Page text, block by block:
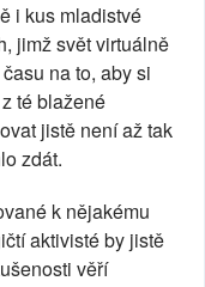
i kus mladistvé
jimž svět virtuálně
na to, aby si
té blažené
jistě není až tak
zdát.
k nějakému
aktivisté by jistě
věří